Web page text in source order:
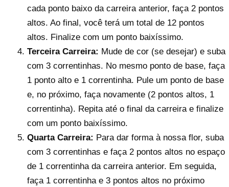
cada ponto baixo da carreira anterior, faça 2 pontos
altos. Ao final, você terá um total de 12 pontos
altos. Finalize com um ponto baixíssimo.
Terceira Carreira: Mude de cor (se desejar) e suba
com 3 correntinhas. No mesmo ponto de base, faça
1 ponto alto e 1 correntinha. Pule um ponto de base
e, no próximo, faça novamente (2 pontos altos, 1
correntinha). Repita até o final da carreira e finalize
com um ponto baixíssimo.
Quarta Carreira: Para dar forma à nossa flor, suba
com 3 correntinhas e faça 2 pontos altos no espaço
de 1 correntinha da carreira anterior. Em seguida,
faça 1 correntinha e 3 pontos altos no próximo